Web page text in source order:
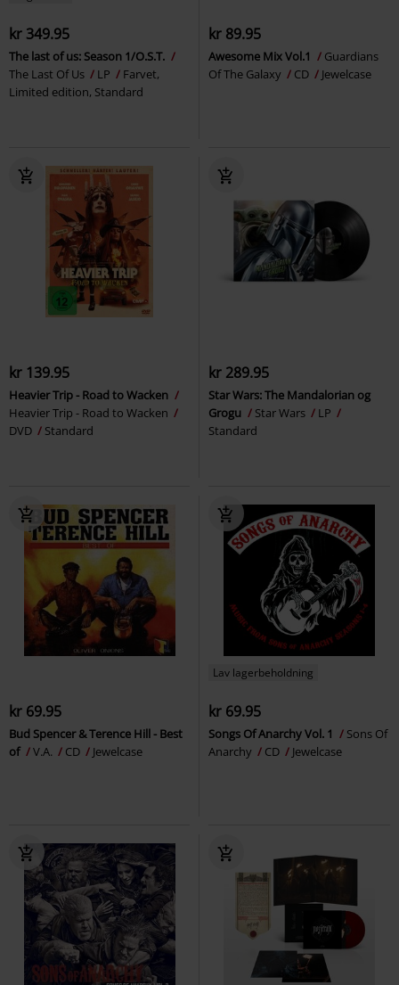
kr 349.95
The last of us: Season 1/O.S.T.
The Last Of Us
LP
Farvet,
Limited edition, Standard
kr 89.95
Awesome Mix Vol.1
Guardians
Of The Galaxy
CD Jewelcase
kr 139.95
Heavier Trip - Road to Wacken
Heavier Trip - Road to Wacken
DVD
Standard
kr 289.95
Star Wars: The Mandalorian og
Grogu
Star Wars
LP
Standard
kr 69.95
Bud Spencer & Terence Hill - Best
of
V.A. CD Jewelcase
Lav lagerbeholdning
kr 69.95
Songs Of Anarchy Vol. 1
Sons Of
Anarchy
CD Jewelcase